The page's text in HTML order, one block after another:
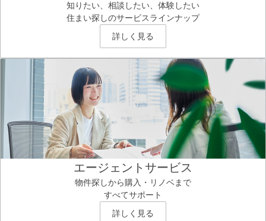
知りたい、相談したい、体験したい
住まい探しのサービスラインナップ
詳しく見る
エージェントサービス
物件探しから購入・リノベまで
すべてサポート
詳しく見る